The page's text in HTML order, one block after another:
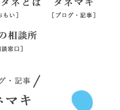
シマノタネとは